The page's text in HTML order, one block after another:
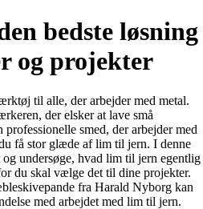
bedste løsning
og projekter
til alle, der arbejder med metal.
der elsker at lave små
smed, der arbejder med
få stor glæde af lim til jern. I denne
undersøge, hvad lim til jern egentlig
du skal vælge det til dine projekter.
fra Harald Nyborg kan
med arbejdet med lim til jern.